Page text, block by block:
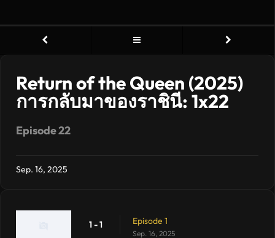
Return of the Queen (2025)
การกลับมาของราชินี: 1x22
Episode 22
Sep. 16, 2025
1 - 1 Episode 1
Sep. 16, 2025